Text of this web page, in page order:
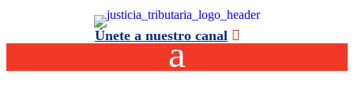
Únete a nuestro canal